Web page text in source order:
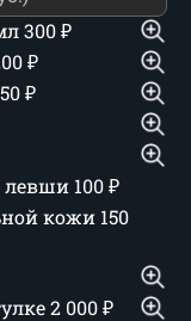
300₽
₽
₽
левши 100₽
кожи 150
2 000₽